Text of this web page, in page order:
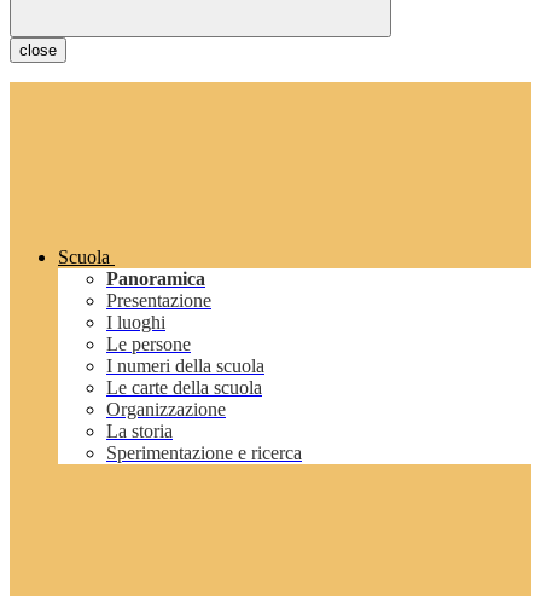
close
Scuola
Panoramica
Presentazione
I luoghi
Le persone
I numeri della scuola
Le carte della scuola
Organizzazione
La storia
Sperimentazione e ricerca